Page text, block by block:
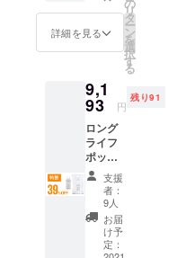
想いから商
品づくりが
始まりまし
うにしたら
お客様に喜
んでいただ
けるのだろ
うか、どの
ようにした
らお客様の
使い心地が
良くなるだ
年1月下
旬頃か
ら、各
ECサイ
HP等で
一般販
売を予
定。 ※
税込
み、送
料込の
価格と
なりま
す。
詳細を見る
リ
タ
ー
ン
を
選
択
す
る
9,1
93 円
残り91
ロング
ライフ
ポット
×1 交換
カート
リッジ
×1 一般
販売予
定価格
支援
者：
9人
お届
け予
定：